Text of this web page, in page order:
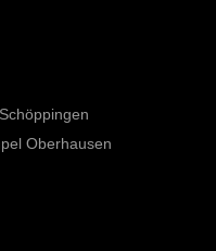
Oberhausen